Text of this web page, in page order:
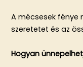
A mécsesek fénye
szeretetet és az
Hogyan